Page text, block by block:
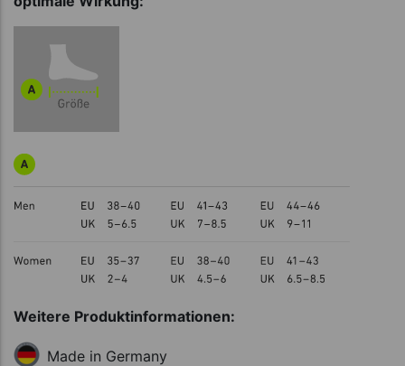
Weitere Produktinformationen:
Made in Germany